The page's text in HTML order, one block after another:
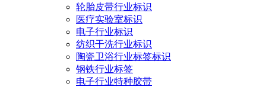
轮胎皮带行业标识
医疗实验室标识
电子行业标识
纺织干洗行业标识
陶瓷卫浴行业标签标识
钢铁行业标签
电子行业特种胶带